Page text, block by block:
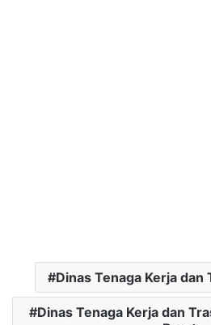
Dinas Tenaga Kerja dan
Dinas Tenaga Kerja dan